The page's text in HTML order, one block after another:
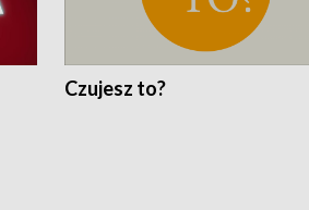
Czujesz to?